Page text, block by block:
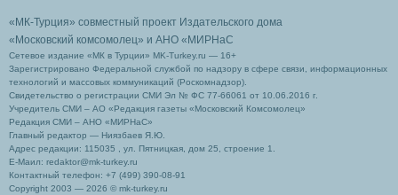
«МК-Турция» совместный проект Издательского дома
«Московский комсомолец» и АНО «МИРНаС
Сетевое издание «МК в Турции» MK-Turkey.ru — 16+
Зарегистрировано Федеральной службой по надзору в сфере связи, информационных
технологий и массовых коммуникаций (Роскомнадзор).
Свидетельство о регистрации СМИ Эл № ФС 77-66061 от 10.06.2016 г.
Учредитель СМИ – АО «Редакция газеты «Московский Комсомолец»
Редакция СМИ – АНО «МИРНаС»
Главный редактор — Ниязбаев Я.Ю.
Адрес редакции: 115035 , ул. Пятницкая, дом 25, строение 1.
Е-Маил: redaktor@mk-turkey.ru
Контактный телефон: +7 (499) 390-08-91
Copyright 2003 — 2026 © mk-turkey.ru